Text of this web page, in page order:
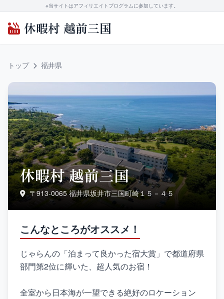
※当サイトはアフィリエイトプログラムに参加しています。
休暇村 越前三国
トップ 福井県
休暇村 越前三国
〒913-0065 福井県坂井市三国町崎１５－４５
こんなところがオススメ！
じゃらんの「泊まって良かった宿大賞」で都道府県
部門第2位に輝いた、超人気のお宿！
全室から日本海が一望できる絶好のロケーション